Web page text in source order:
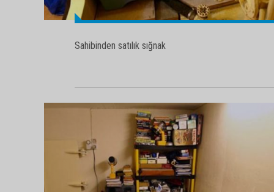
Sahibinden satılık sığnak